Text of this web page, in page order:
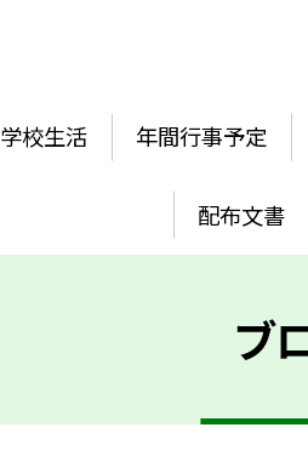
学校生活 年間行事予定
配布文書
ブ